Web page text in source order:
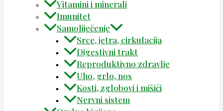
Vitamini i minerali
Imunitet
Samoliječenje
Srce, jetra, cirkulacija
Digestivni trakt
Reproduktivno zdravlje
Uho, grlo, nos
Kosti, zglobovi i mišići
Nervni sistem